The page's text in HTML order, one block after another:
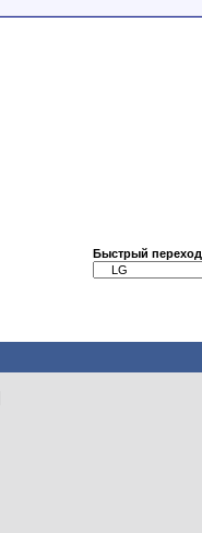
Быстрый переход